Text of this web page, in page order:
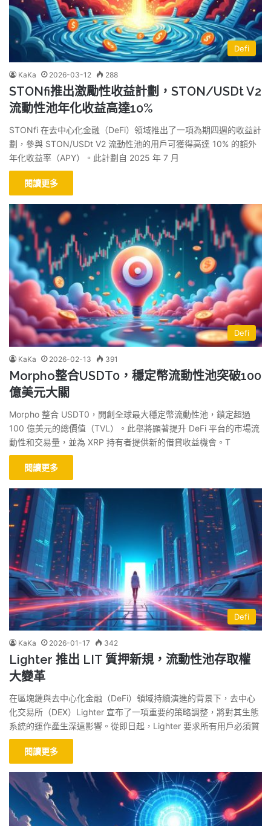
Defi
KaKa 2026-03-12 288
STONfi推出激勵性收益計劃，STON/USDt V2
流動性池年化收益高達10%
STONfi 在去中心化金融（DeFi）領域推出了一項為期四週的收益計
劃，參與 STON/USDt V2 流動性池的用戶可獲得高達 10% 的額外
年化收益率（APY）。此計劃自 2025 年 7 月
閱讀更多
Defi
KaKa 2026-02-13 391
Morpho整合USDT0，穩定幣流動性池突破100
億美元大關
Morpho 整合 USDT0，開創全球最大穩定幣流動性池，鎖定超過
100 億美元的總價值（TVL）。此舉將顯著提升 DeFi 平台的市場流
動性和交易量，並為 XRP 持有者提供新的借貸收益機會。T
閱讀更多
Defi
KaKa 2026-01-17 342
Lighter 推出 LIT 質押新規，流動性池存取權
大變革
在區塊鏈與去中心化金融（DeFi）領域持續演進的背景下，去中心
化交易所（DEX）Lighter 宣布了一項重要的策略調整，將對其生態
系統的運作產生深遠影響。從即日起，Lighter 要求所有用戶必須質
閱讀更多